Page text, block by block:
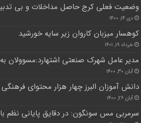
وضعیت فعلی کرج حاصل مداخلات و بی
دی ۱۴, ۱۴۰۰
کوهسار میزبان کاروان زیر سایه خورشید
خرداد ۱۹, ۱۴۰۱
مدیر عامل شهرک صنعتی اشتهارد:مسوولان
آبان ۳۰, ۱۴۰۰
دانش آموزان البرز چهار هزار محتوای فرهنگی
آبان ۲۶, ۱۴۰۰
سرمربی مس سونگون: در دقایق پایانی نظم